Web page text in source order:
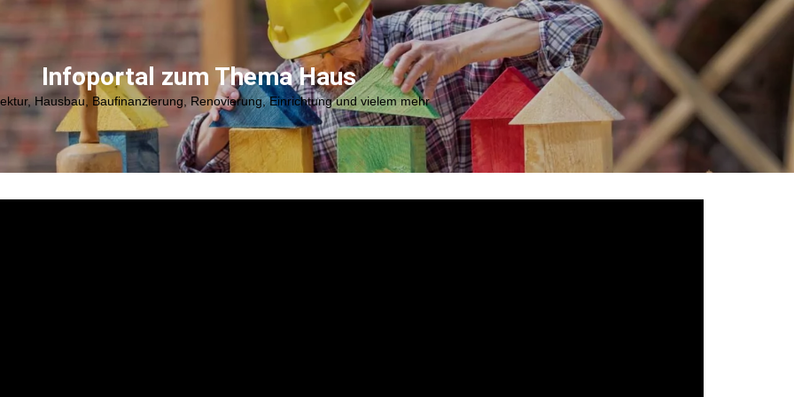
Infoportal zum Thema Haus
Hausbau, Baufinanzierung, Renovierung, Einrichtung und vielem mehr